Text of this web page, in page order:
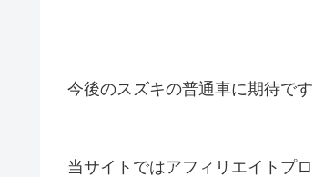
今後のスズキの普通車に期待です
当サイトではアフィリエイトプ